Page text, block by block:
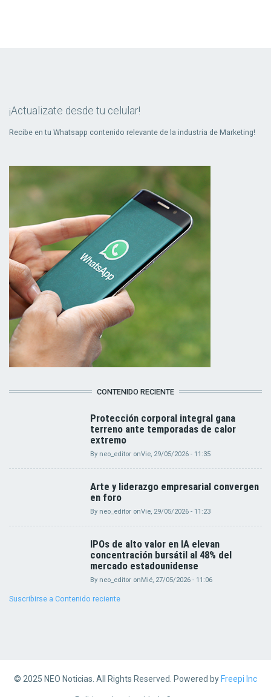
¡Actualizate desde tu celular!
Recibe en tu Whatsapp contenido relevante de la industria de Marketing!
CONTENIDO RECIENTE
Protección corporal integral gana
terreno ante temporadas de calor
extremo
By neo_editor onVie, 29/05/2026 - 11:35
Arte y liderazgo empresarial convergen
en foro
By neo_editor onVie, 29/05/2026 - 11:23
IPOs de alto valor en IA elevan
concentración bursátil al 48% del
mercado estadounidense
By neo_editor on Mié, 27/05/2026 - 11:06
Suscribirse a Contenido reciente
© 2025 NEO Noticias. All Rights Reserved. Powered by Freepi Inc